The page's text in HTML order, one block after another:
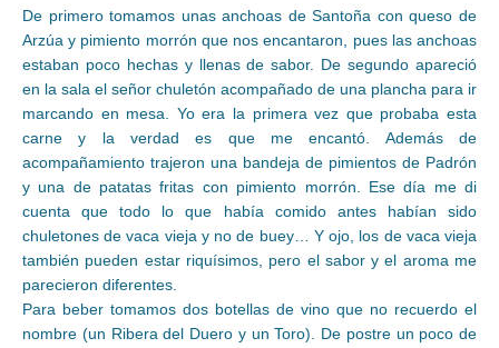
De primero tomamos unas anchoas de Santoña con queso de
Arzúa y pimiento morrón que nos encantaron, pues las anchoas
estaban poco hechas y llenas de sabor. De segundo apareció
en la sala el señor chuletón acompañado de una plancha para ir
marcando en mesa. Yo era la primera vez que probaba esta
carne y la verdad es que me encantó. Además de
acompañamiento trajeron una bandeja de pimientos de Padrón
y una de patatas fritas con pimiento morrón. Ese día me di
cuenta que todo lo que había comido antes habían sido
chuletones de vaca vieja y no de buey… Y ojo, los de vaca vieja
también pueden estar riquísimos, pero el sabor y el aroma me
parecieron diferentes.
Para beber tomamos dos botellas de vino que no recuerdo el
nombre (un Ribera del Duero y un Toro). De postre un poco de